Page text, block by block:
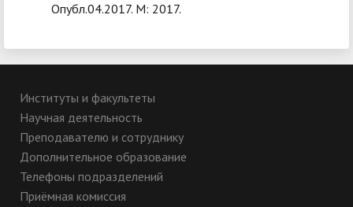
Опубл.04.2017. М: 2017.
Институты и факультеты
Научная деятельность
Преподавателю и сотруднику
Дополнительное образование
Телефоны подразделений
Приёмная комиссия